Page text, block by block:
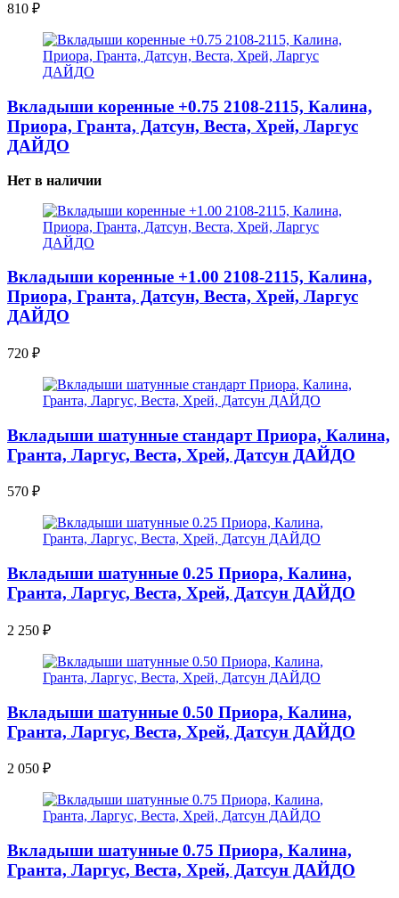
810 ₽
Вкладыши коренные +0.75 2108-2115, Калина,
Приора, Гранта, Датсун, Веста, Хрей, Ларгус
ДАЙДО
Нет в наличии
Вкладыши коренные +1.00 2108-2115, Калина,
Приора, Гранта, Датсун, Веста, Хрей, Ларгус
ДАЙДО
720 ₽
Вкладыши шатунные стандарт Приора, Калина,
Гранта, Ларгус, Веста, Хрей, Датсун ДАЙДО
570 ₽
Вкладыши шатунные 0.25 Приора, Калина,
Гранта, Ларгус, Веста, Хрей, Датсун ДАЙДО
2 250 ₽
Вкладыши шатунные 0.50 Приора, Калина,
Гранта, Ларгус, Веста, Хрей, Датсун ДАЙДО
2 050 ₽
Вкладыши шатунные 0.75 Приора, Калина,
Гранта, Ларгус, Веста, Хрей, Датсун ДАЙДО